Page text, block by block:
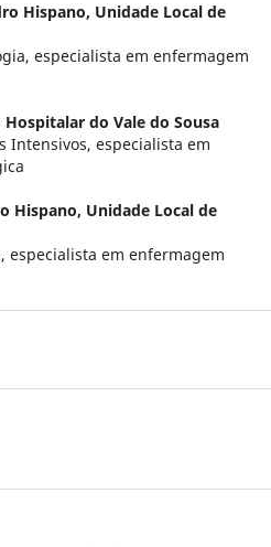
Hispano, Unidade Local de
especialista em enfermagem
Hospitalar do Vale do Sousa
Intensivos, especialista em
Hispano, Unidade Local de
especialista em enfermagem